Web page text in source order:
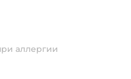
аллергии